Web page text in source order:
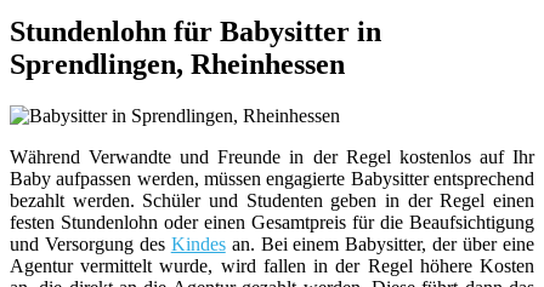
Stundenlohn für Babysitter in
Sprendlingen, Rheinhessen
Während Verwandte und Freunde in der Regel kostenlos auf Ihr
Baby aufpassen werden, müssen engagierte Babysitter entsprechend
bezahlt werden. Schüler und Studenten geben in der Regel einen
festen Stundenlohn oder einen Gesamtpreis für die Beaufsichtigung
und Versorgung des Kindesan. Bei einem Babysitter, der über eine
Agentur vermittelt wurde, wird fallen in der Regel höhere Kosten